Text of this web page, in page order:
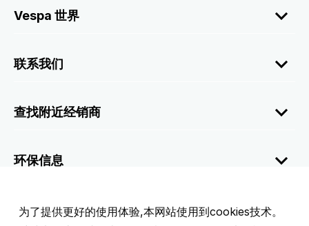
Vespa 世界
联系我们
查找附近经销商
环保信息
公司信息
为了提供更好的使用体验,本网站使用到cookies技术。